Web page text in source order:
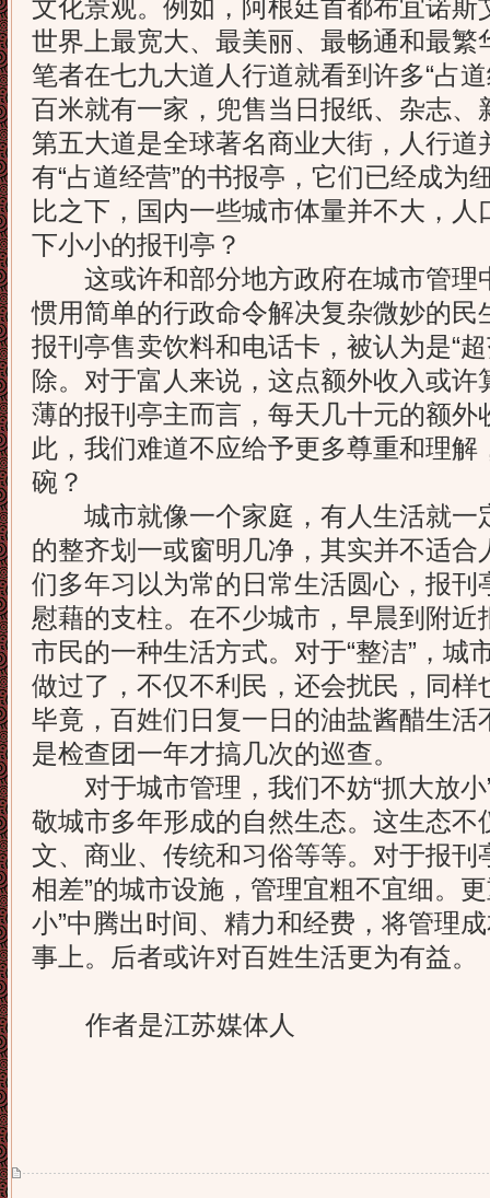
文化景观。例如，阿根廷首都布宜诺斯
世界上最宽大、最美丽、最畅通和最繁
笔者在七九大道人行道就看到许多“占
百米就有一家，兜售当日报纸、杂志、
第五大道是全球著名商业大街，人行道
有“占道经营”的书报亭，它们已经成为
比之下，国内一些城市体量并不大，
下小小的报刊亭？
这或许和部分地方政府在城市管理
惯用简单的行政命令解决复杂微妙的民
报刊亭售卖饮料和电话卡，被认为是“
除。对于富人来说，这点额外收入或
薄的报刊亭主而言，每天几十元的额外
此，我们难道不应给予更多尊重和理解
碗？
城市就像一个家庭，有人生活就一
的整齐划一或窗明几净，其实并不适
们多年习以为常的日常生活圆心，报刊
慰藉的支柱。在不少城市，早晨到附
市民的一种生活方式。对于“整洁”，城
做过了，不仅不利民，还会扰民，同样
毕竟，百姓们日复一日的油盐酱醋生活
是检查团一年才搞几次的巡查。
对于城市管理，我们不妨“抓大放小”
敬城市多年形成的自然生态。这生态不
文、商业、传统和习俗等等。对于报刊
相差”的城市设施，管理宜粗不宜细。
小”中腾出时间、精力和经费，将管理
事上。后者或许对百姓生活更为有益。
作者是江苏媒体人